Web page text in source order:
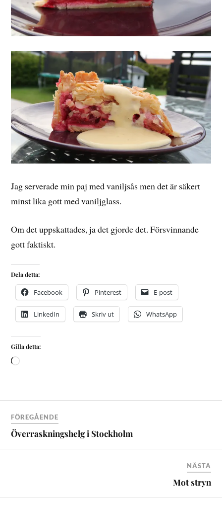
Jag serverade min paj med vaniljsås men det är säkert
minst lika gott med vaniljglass.
Om det uppskattades, ja det gjorde det. Försvinnande
gott faktiskt.
Dela detta:
Facebook Pinterest E-post
LinkedIn Skriv ut WhatsApp
Gilla detta:
FÖREGÅENDE
Överraskningshelg i Stockholm
NÄSTA
Mot stryn